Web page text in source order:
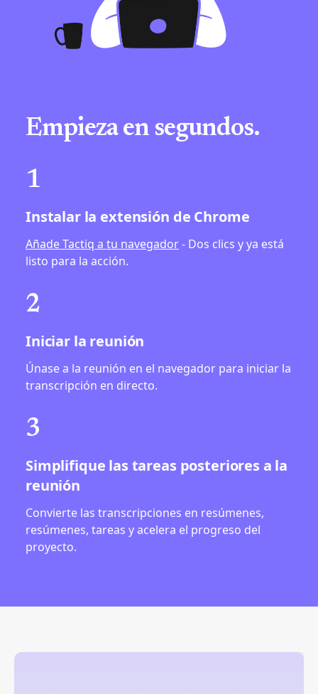
Empieza en segundos.
1
Instalar la extensión de Chrome
Añade Tactiq a tu navegador- Dos clics y ya está
listo para la acción.
2
Iniciar la reunión
Únase a la reunión en el navegador para iniciar la
transcripción en directo.
3
Simplifique las tareas posteriores a la
reunión
Convierte las transcripciones en resúmenes,
resúmenes, tareas y acelera el progreso del
proyecto.